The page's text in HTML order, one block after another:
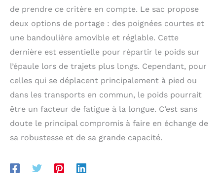
de prendre ce critère en compte. Le sac propose
deux options de portage : des poignées courtes et
une bandoulière amovible et réglable. Cette
dernière est essentielle pour répartir le poids sur
l’épaule lors de trajets plus longs. Cependant, pour
celles qui se déplacent principalement à pied ou
dans les transports en commun, le poids pourrait
être un facteur de fatigue à la longue. C’est sans
doute le principal compromis à faire en échange de
sa robustesse et de sa grande capacité.